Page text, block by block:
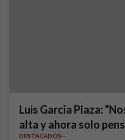
Luis García Plaza:
alta y ahora solo
DESTACADOS